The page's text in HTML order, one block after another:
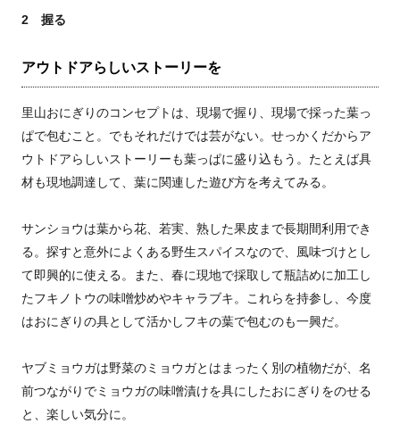
2 握る
アウトドアらしいストーリーを
里山おにぎりのコンセプトは、現場で握り、現場で採った葉っ
ぱで包むこと。でもそれだけでは芸がない。せっかくだからア
ウトドアらしいストーリーも葉っぱに盛り込もう。たとえば具
材も現地調達して、葉に関連した遊び方を考えてみる。
サンショウは葉から花、若実、熟した果皮まで長期間利用でき
る。探すと意外によくある野生スパイスなので、風味づけとし
て即興的に使える。また、春に現地で採取して瓶詰めに加工し
たフキノトウの味噌炒めやキャラブキ。これらを持参し、今度
はおにぎりの具として活かしフキの葉で包むのも一興だ。
ヤブミョウガは野菜のミョウガとはまったく別の植物だが、名
前つながりでミョウガの味噌漬けを具にしたおにぎりをのせる
と、楽しい気分に。